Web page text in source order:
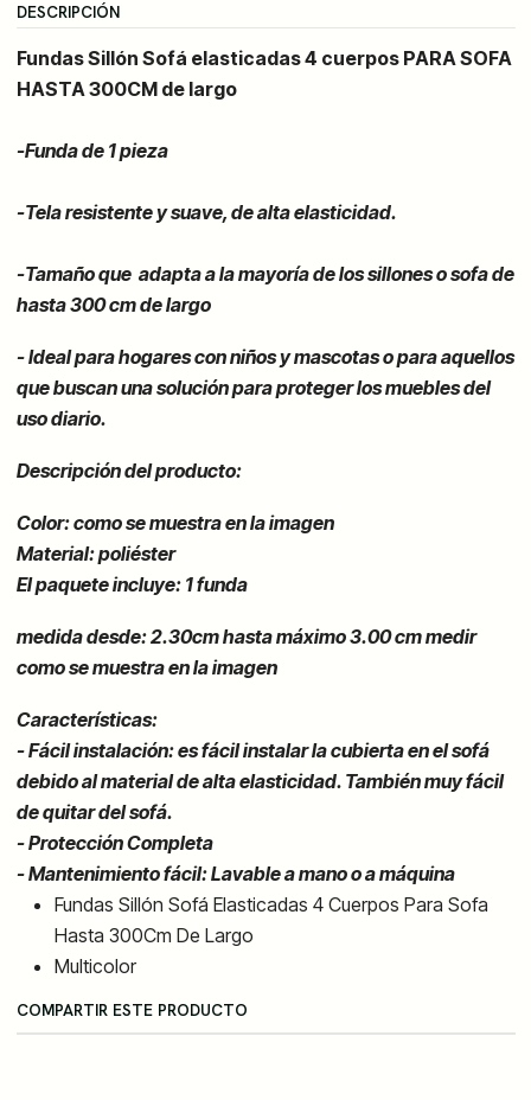
DESCRIPCIÓN
Fundas Sillón Sofá elasticadas 4 cuerpos PARA SOFA
HASTA 300CM de largo
-Funda de 1 pieza
-Tela resistente y suave, de alta elasticidad.
-Tamaño que adapta a la mayoría de los sillones o sofa de
hasta 300 cm de largo
-Ideal para hogares con niños y mascotas o para aquellos
que buscan una solución para proteger los muebles del
uso diario.
Descripción del producto:
Color: como se muestra en la imagen
Material: poliéster
El paquete incluye: 1 funda
medida desde: 2.30cm hastamáximo3.00 cm medir
como se muestra en la imagen
Características:
- Fácil instalación: es fácil instalar la cubierta en el sofá
debido al material de alta elasticidad. También muy fácil
de quitar del sofá.
- Protección Completa
- Mantenimiento fácil: Lavable a mano o a máquina
Fundas Sillón Sofá Elasticadas 4 Cuerpos Para Sofa
Hasta 300Cm De Largo
Multicolor
COMPARTIR ESTE PRODUCTO